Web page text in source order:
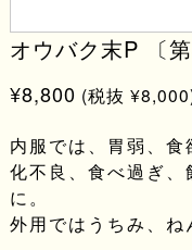
オウバク末P 〔
¥8,800 (税抜
内服では、胃弱、
化不良、食べ過ぎ
に。
外用ではうちみ、ね